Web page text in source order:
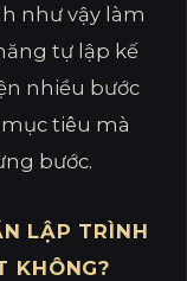
như vậy làm
tự lập kế
nhiều bước
tiêu mà
bước.
LẬP TRÌNH
KHÔNG?